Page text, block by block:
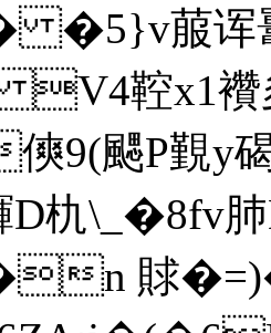
�5}v菔诨
V4鞚x1
9(颸P覲y
朹\_�8fv肺
n 賕